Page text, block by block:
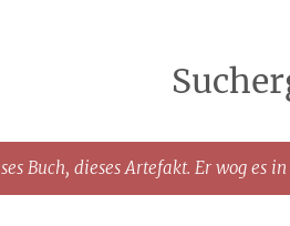
Buch, dieses Artefakt. Er wog